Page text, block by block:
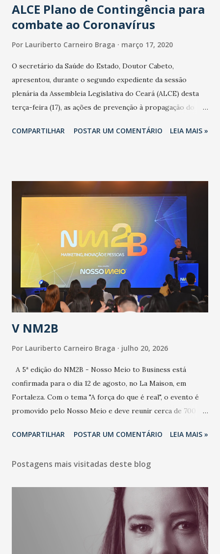
ALCE Plano de Contingência para
combate ao Coronavírus
Por Lauriberto Carneiro Braga março 17, 2020
O secretário da Saúde do Estado, Doutor Cabeto,
apresentou, durante o segundo expediente da sessão
plenária da Assembleia Legislativa do Ceará (ALCE) desta
terça-feira (17), as ações de prevenção à propagação do
adotadas pelo Governo do Estado na contenção da
população suspeita e de cuidados com os ambientes
públicos e domiciliares. “Nós não estamos vivendo uma
epidemia comum, como temos em todos os anos, com
aumento de casos de dengue, influenza ou H1N1. Trata-se
de uma epidemia com um vírus diferente, com um poder de
contaminação maior que outros coronavírus”, apontou o
secretário. Segundo ele, é uma epidemia com chance de
contaminação alta, podendo gerar um grande risco à
população e ao sistema de saúde. “Precisamos saber fazer a
estratificação do risco da doença, para não so...
COMPARTILHAR POSTAR UM COMENTÁRIO LEIA MAIS »
V NM2B
Por Lauriberto Carneiro Braga julho 20, 2026
A 5ª edição do NM2B - Nosso Meio to Business está
confirmada para o dia 12 de agosto, no La Maison, em
Fortaleza. Com o tema "A força do que é real", o evento é
promovido pelo Nosso Meio e deve reunir cerca de 700
e lideranças do Mercado Nacional. Desde 2022, o NM2B
de negócios do Nordeste, reunindo profissionais de marcas
LinkedIn, VISA, Grupo 3corações, TikTok e M. Dias Branco.
A nova edição chega em um momento em que autenticidade
e consistência ganham peso nas conversas sobre marca,
liderança e estratégia. - Vivemos um momento em que todo
mundo fala muito e poucos entregam de verdade. O NM2B
COMPARTILHAR POSTAR UM COMENTÁRIO LEIA MAIS »
Postagens mais visitadas deste blog